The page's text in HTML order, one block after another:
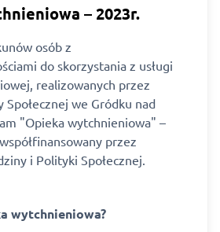
– 2023r.
osób z
do skorzystania z usługi
realizowanych przez
Społecznej we Gródku nad
"Opieka wytchnieniowa" –
przez
i Polityki Społecznej.
wytchnieniowa?